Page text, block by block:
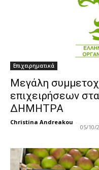
Επιχειρηματικά
Μεγάλη
επιχειρήσεων
ΔΗΜΗΤΡΑ
Christina Andreakou -
05/10/